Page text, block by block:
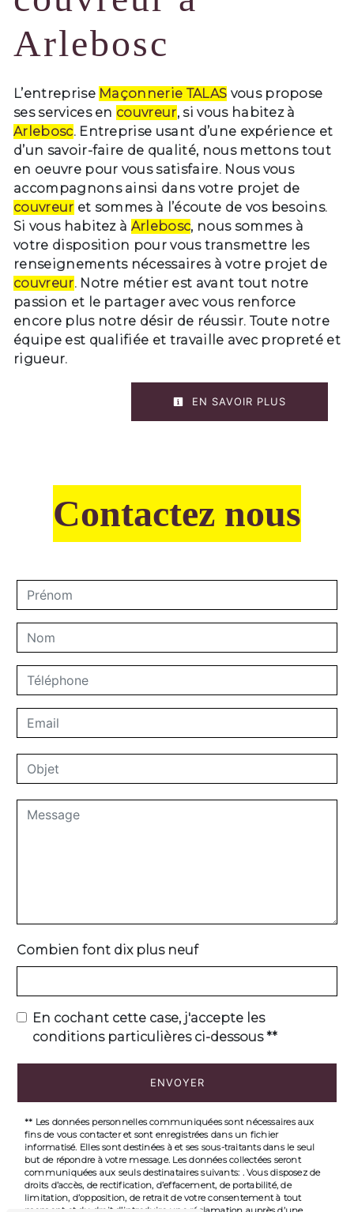
Arlebosc
L’entreprise Maçonnerie TALAS vous propose
ses services en couvreur, si vous habitez à
Arlebosc. Entreprise usant d’une expérience et
d’un savoir-faire de qualité, nous mettons tout
en oeuvre pour vous satisfaire. Nous vous
accompagnons ainsi dans votre projet de
couvreur et sommes à l’écoute de vos besoins.
Si vous habitez à Arlebosc, nous sommes à
votre disposition pour vous transmettre les
renseignements nécessaires à votre projet de
couvreur. Notre métier est avant tout notre
passion et le partager avec vous renforce
encore plus notre désir de réussir. Toute notre
équipe est qualifiée et travaille avec propreté et
rigueur.
EN SAVOIR PLUS
Contactez nous
Combien font dix plus neuf
En cochant cette case, j'accepte les
conditions particulières ci-dessous **
ENVOYER
** Les données personnelles communiquées sont nécessaires aux
fins de vous contacter et sont enregistrées dans un fichier
informatisé. Elles sont destinées à et ses sous-traitants dans le seul
but de répondre à votre message. Les données collectées seront
communiquées aux seuls destinataires suivants: . Vous disposez de
droits d’accès, de rectification, d’effacement, de portabilité, de
limitation, d’opposition, de retrait de votre consentement à tout